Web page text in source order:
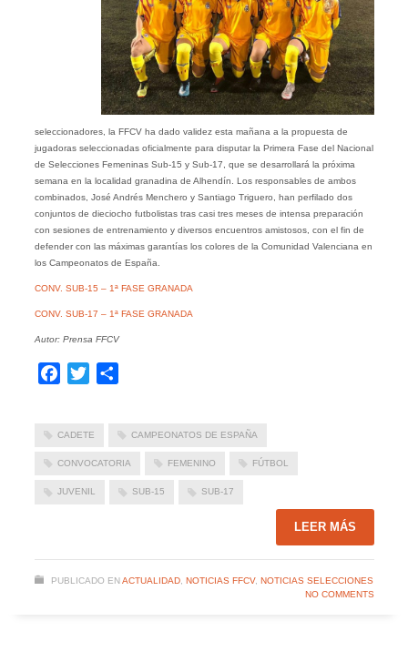
seleccionadores, la FFCV ha dado validez esta mañana a la propuesta de
jugadoras seleccionadas oficialmente para disputar la Primera Fase del Nacional
de Selecciones Femeninas Sub-15 y Sub-17, que se desarrollará la próxima
semana en la localidad granadina de Alhendín. Los responsables de ambos
combinados, José Andrés Menchero y Santiago Triguero, han perfilado dos
conjuntos de dieciocho futbolistas tras casi tres meses de intensa preparación
con sesiones de entrenamiento y diversos encuentros amistosos, con el fin de
defender con las máximas garantías los colores de la Comunidad Valenciana en
los Campeonatos de España.
CONV. SUB-15 – 1ª FASE GRANADA
CONV. SUB-17 – 1ª FASE GRANADA
Autor: Prensa FFCV
Facebook
Twitter
CADETE CAMPEONATOS DE ESPAÑA
CONVOCATORIA FEMENINO FÚTBOL
JUVENIL SUB-15 SUB-17
LEER MÁS
PUBLICADO EN ACTUALIDAD, NOTICIAS FFCV, NOTICIAS SELECCIONES
NO COMMENTS